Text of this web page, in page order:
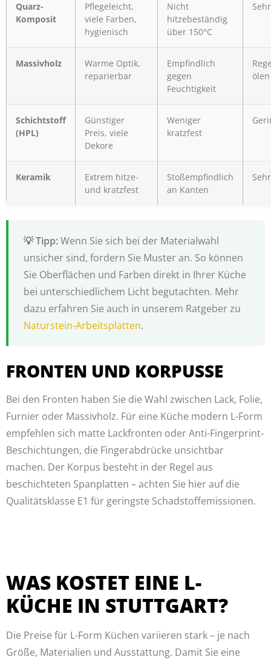
Quarz-
Komposit
Pflegeleicht,
viele Farben,
hygienisch
Nicht
hitzebeständig
über 150°C
Massivholz
Warme Optik,
reparierbar
Empfindlich
gegen
Feuchtigkeit
ölen
Schichtstoff
(HPL)
Günstiger
Preis, viele
Dekore
Weniger
kratzfest
Keramik
Extrem hitze-
und kratzfest
Stoßempfindlich
an Kanten
Wenn Sie sich bei der Materialwahl
unsicher sind, fordern Sie Muster an. So können
Sie Oberflächen und Farben direkt in Ihrer Küche
bei unterschiedlichem Licht begutachten. Mehr
dazu erfahren Sie auch in unserem Ratgeber zu
Naturstein-Arbeitsplatten.
FRONTEN UND KORPUSSE
Bei den Fronten haben Sie die Wahl zwischen Lack, Folie,
Furnier oder Massivholz. Für eine Küche modern L-Form
empfehlen sich matte Lackfronten oder Anti-Fingerprint-
Beschichtungen, die Fingerabdrücke unsichtbar
machen. Der Korpus besteht in der Regel aus
beschichteten Spanplatten – achten Sie hier auf die
Qualitätsklasse E1 für geringste Schadstoffemissionen.
WAS KOSTET EINE L-
KÜCHE IN STUTTGART?
Die Preise für L-Form Küchen variieren stark – je nach
Größe, Materialien und Ausstattung. Damit Sie eine